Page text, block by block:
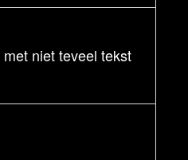
niet teveel tekst